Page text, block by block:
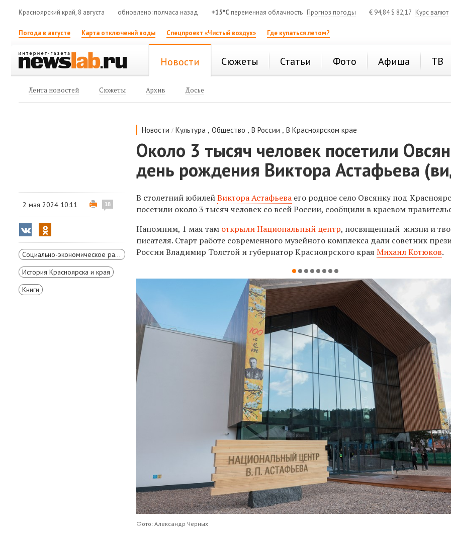
Красноярский край, 8 августа обновлено: полчаса назад +15°C переменная облачность Прогноз погоды € 94,84$ 82,17 Курс валют
Погода в августе Карта отключений воды Спецпроект «Чистый воздух» Где купаться летом?
Новости Сюжеты Статьи Фото Афиша ТВ
Лента новостей Сюжеты Архив Досье
Новости /Культура ,Общество ,В России ,В Красноярском крае
Около 3 тысяч человек посетили
день рождения Виктора Астафьева
2 мая 2024 10:11 18
Социально-экономическое развитие Красноярского края
История Красноярска и края
Книги
В столетний юбилейВиктора Астафьева его родное село Овсянку под
посетили около 3 тысяч человек со всей России, сообщили в краевом
Напомним, 1 мая там открыли Национальный центр, посвященныйжизни и
писателя. Старт работе современного музейного комплекса дали советник
России Владимир Толстой и губернатор Красноярского краяМихаил Котюков.
Фото: Александр Черных